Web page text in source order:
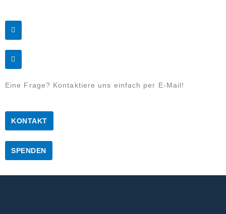
Eine Frage? Kontaktiere uns einfach per E-Mail!
KONTAKT
SPENDEN